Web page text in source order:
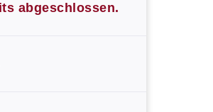
abgeschlossen.